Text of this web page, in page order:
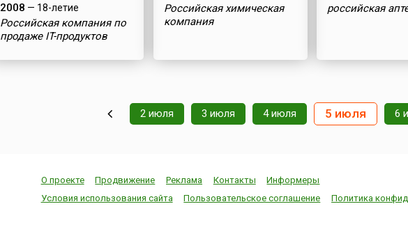
2008 — 18-летие
Российская компания по
продаже IT-продуктов
Российская химическая
компания
российская
2 июля 3 июля 4 июля 5 июля 6
О проекте Продвижение Реклама Контакты
Информеры
Условия использования сайта
Пользовательское соглашение Политика